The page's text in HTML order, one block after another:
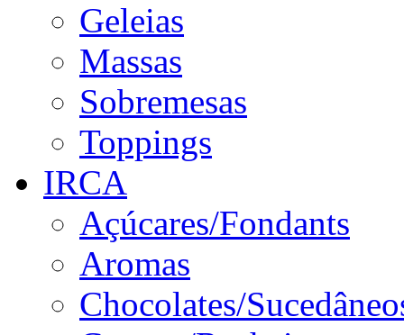
Geleias
Massas
Sobremesas
Toppings
IRCA
Açúcares/Fondants
Aromas
Chocolates/